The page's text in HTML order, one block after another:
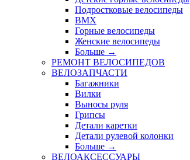
Подростковые велосипеды
BMX
Горные велосипеды
Женские велосипеды
Больше →
РЕМОНТ ВЕЛОСИПЕДОВ
ВЕЛОЗАПЧАСТИ
Багажники
Вилки
Выносы руля
Грипсы
Детали каретки
Детали рулевой колонки
Больше →
ВЕЛОАКСЕССУАРЫ